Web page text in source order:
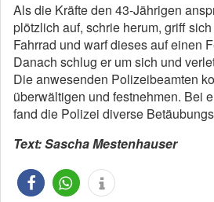
Als die Kräfte den 43-Jährigen
plötzlich auf, schrie herum, griff
Fahrrad und warf dieses auf einen
Danach schlug er um sich und
Die anwesenden Polizeibeamten
überwältigen und festnehmen. Bei
fand die Polizei diverse
Text: Sascha Mestenhauser